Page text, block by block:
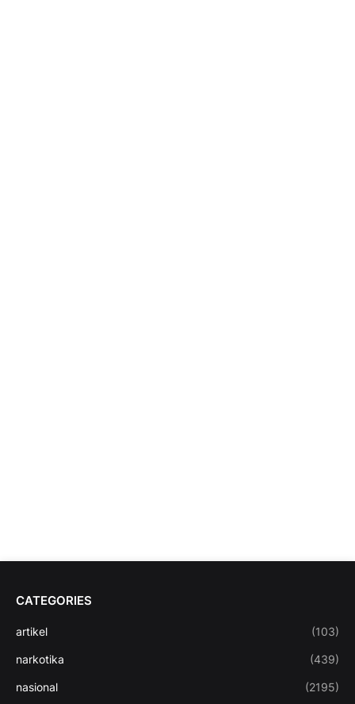
CATEGORIES
artikel (103)
narkotika (439)
nasional (2195)